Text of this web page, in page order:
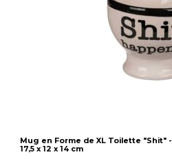
Mug en Forme de XL Toilette "Shit"
17,5 x 12 x 14 cm